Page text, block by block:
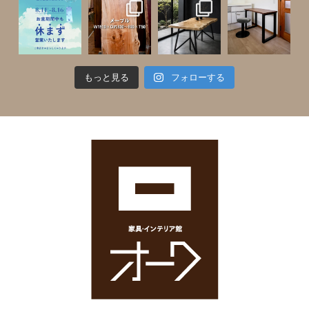
もっと見る フォローする